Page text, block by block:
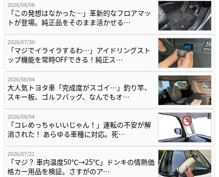
2026/08/06
「この発想はなかった…」革新的なフロアマッ
トが登場。純正品をそのまま活かせる…
2026/07/30
「マジでイライラするわ…」アイドリングスト
ップ機能を常時OFFできる！純正ス…
2026/08/04
大人気トヨタ車「完成度がスゴイ…」釣り竿、
スキー板、ゴルフバッグ、なんでもオ…
2026/08/04
「コレめっちゃいいじゃん！」運転の不安が解
消された！ あらゆる車種に対応。死…
2026/07/21
「マジ？ 車内温度50℃→25℃」ドンキの情熱価
格カー用品を検証。さすがのア…